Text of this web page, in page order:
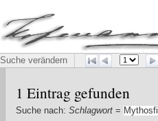
Suche verändern
1 Eintrag gefunden
Suche nach: Schlagwort =